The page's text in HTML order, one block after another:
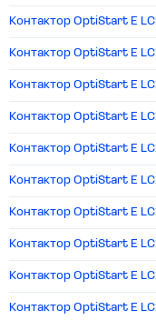
Контактор OptiStart E
Контактор OptiStart E
Контактор OptiStart E
Контактор OptiStart E
Контактор OptiStart E
Контактор OptiStart E
Контактор OptiStart E
Контактор OptiStart E
Контактор OptiStart E
Контактор OptiStart E